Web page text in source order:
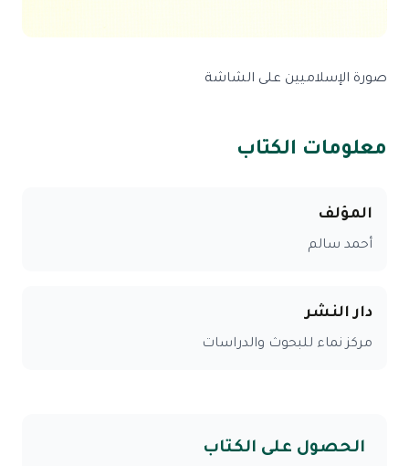
صورة الإسلاميين على الشاشة
معلومات الكتاب
المؤلف
أحمد سالم
دار النشر
مركز نماء للبحوث والدراسات
الحصول على الكتاب